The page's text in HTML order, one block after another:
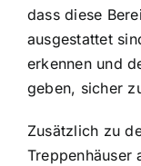
dass diese
ausgestattet
erkennen und
geben, sicher
Zusätzlich zu
Treppenhäuser